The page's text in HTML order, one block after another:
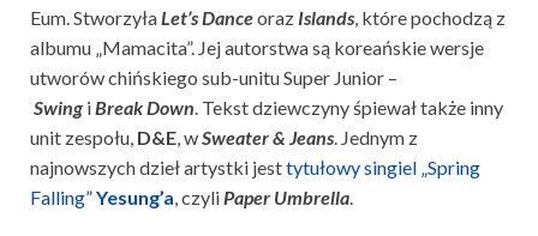
Eum. StworzyłaLet’s Danceoraz Islands, które pochodzą z
albumu „Mamacita”. Jej autorstwa są koreańskie wersje
utworów chińskiego sub-unitu Super Junior –
Swing iBreak Down. Tekst dziewczyny śpiewał także inny
unit zespołu, D&E, wSweater & Jeans. Jednym z
najnowszych dzieł artystki jesttytułowy singiel „Spring
Falling”Yesung’a, czyliPaper Umbrella.